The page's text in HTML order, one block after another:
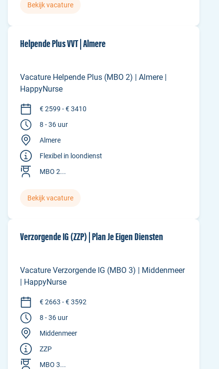
Bekijk vacature
Helpende Plus VVT | Almere
Vacature Helpende Plus (MBO 2) | Almere |
HappyNurse
€ 2599 - € 3410
8 - 36 uur
Almere
Flexibel in loondienst
MBO 2...
Bekijk vacature
Verzorgende IG (ZZP) | Plan Je Eigen Diensten
Vacature Verzorgende IG (MBO 3) | Middenmeer
| HappyNurse
€ 2663 - € 3592
8 - 36 uur
Middenmeer
ZZP
MBO 3...